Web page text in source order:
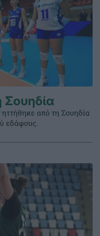
Σουηδία
από τη Σουηδία
εδάφους.